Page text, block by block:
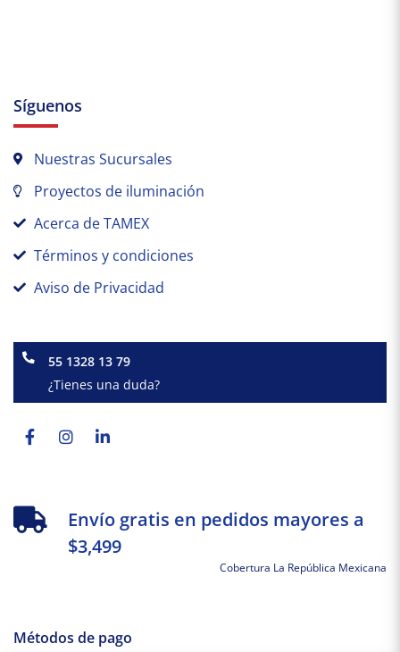
Síguenos
Nuestras Sucursales
Proyectos de iluminación
Acerca de TAMEX
Términos y condiciones
Aviso de Privacidad
55 1328 13 79
¿Tienes una duda?
Facebook-
f
Instagram
Linkedin-
Envío gratis en pedidos mayores a
$3,499
Cobertura La República Mexicana
Métodos de pago